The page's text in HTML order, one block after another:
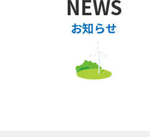
NEWS
お知らせ